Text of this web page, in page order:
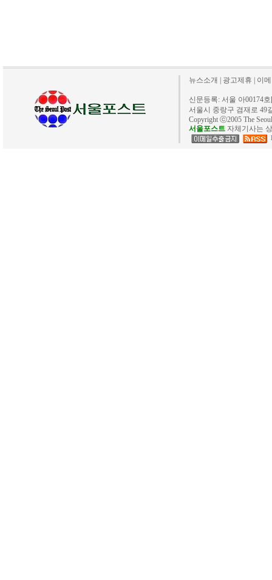
뉴스소개 광고제휴 이
신문등록: 서울 아00174
서울시 중랑구 겸재로 49
Copyright ⓒ2005 The
서울포스트 자체기사는